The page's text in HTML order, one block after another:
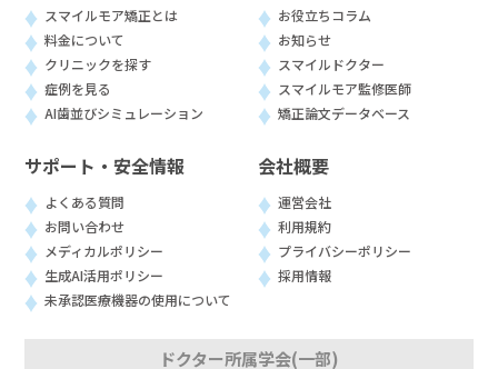
スマイルモア矯正とは
料金について
クリニックを探す
症例を見る
AI歯並びシミュレーション
お役立ちコラム
お知らせ
スマイルドクター
スマイルモア監修医師
矯正論文データベース
サポート・安全情報
よくある質問
お問い合わせ
メディカルポリシー
生成AI活用ポリシー
未承認医療機器の使用について
会社概要
運営会社
利用規約
プライバシーポリシー
採用情報
ドクター所属学会(一部)